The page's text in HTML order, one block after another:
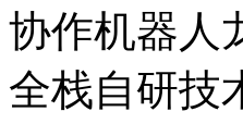
协作机器
全栈自研技